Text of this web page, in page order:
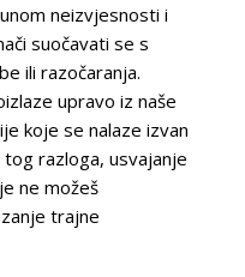
neizvjesnosti i
suočavati se s
ili razočaranja.
upravo iz naše
koje se nalaze izvan
razloga, usvajanje
ne možeš
trajne